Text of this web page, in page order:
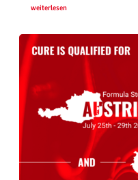
weiterlesen